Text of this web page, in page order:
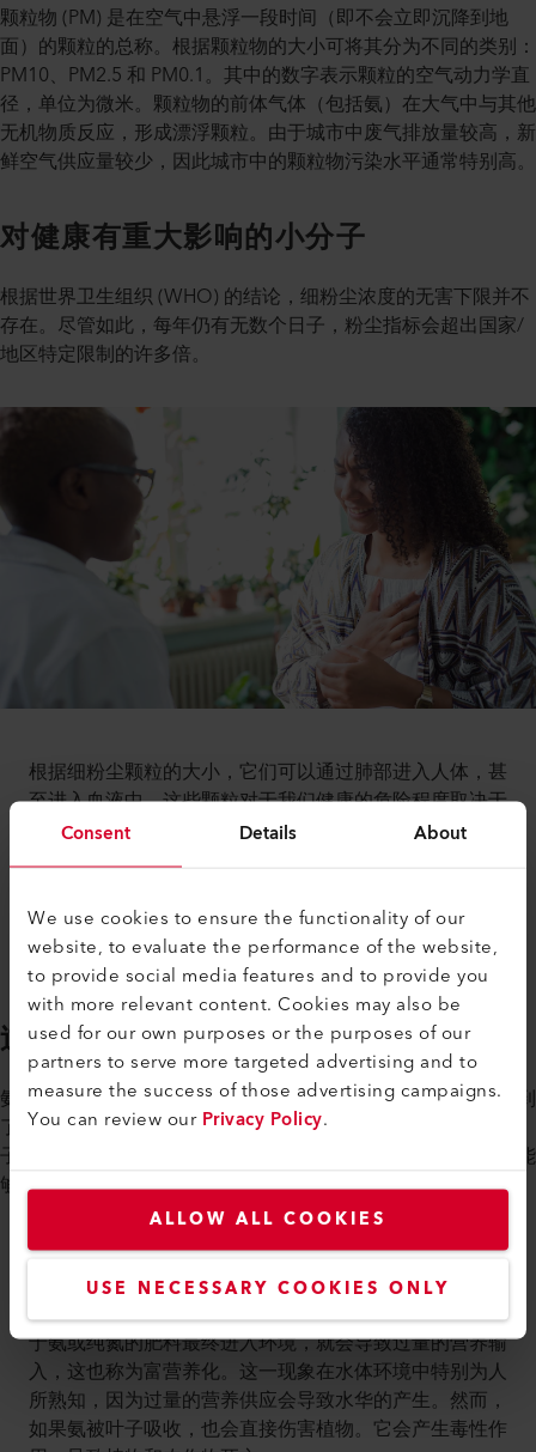
Consent Details About
We use cookies to ensure the functionality of our
website, to evaluate the performance of the website,
to provide social media features and to provide you
with more relevant content. Cookies may also be
used for our own purposes or the purposes of our
partners to serve more targeted advertising and to
measure the success of those advertising campaigns.
You can review ourPrivacy Policy.
ALLOW ALL COOKIES
USE NECESSARY COOKIES ONLY
颗粒物 (PM) 是在空气中悬浮一段时间（即不会立即沉降到地
面）的颗粒的总称。根据颗粒物的大小可将其分为不同的类别：
PM10、PM2.5 和 PM0.1。其中的数字表示颗粒的空气动力学直
径，单位为微米。颗粒物的前体气体（包括氨）在大气中与其他
无机物质反应，形成漂浮颗粒。由于城市中废气排放量较高，新
鲜空气供应量较少，因此城市中的颗粒物污染水平通常特别高。
对健康有重大影响的小分子
根据世界卫生组织 (WHO) 的结论，细粉尘浓度的无害下限并不
存在。尽管如此，每年仍有无数个日子，粉尘指标会超出国家/
地区特定限制的许多倍。
根据细粉尘颗粒的大小，它们可以通过肺部进入人体，甚
至进入血液中。这些颗粒对于我们健康的危险程度取决于
其化学成分。短期大量接触颗粒物会导致急性症状，如咳
嗽、呼吸困难或哮喘发作。长期的损害（即使是少量但永
言，颗粒物和空气污染对于最常见的死亡原因有显著的影
响。
过多的氮对环境有害
氨是颗粒物的前体气体。不仅人类受到其负面影响，环境也受到
了相当大的损害。氨是一种含有三个氢原子和一个氮原子的分
子。事实上，氮是蛋白质和叶绿素的基本组成部分；这是植物能
够茁壮成长的先决条件。
这初听起来很不错。然而，氮的数量至关重要。在农业
中，氮经常作为肥料用来加速植物的生长。如果过多的基
于氨或纯氮的肥料最终进入环境，就会导致过量的营养输
入，这也称为富营养化。这一现象在水体环境中特别为人
所熟知，因为过量的营养供应会导致水华的产生。然而，
如果氨被叶子吸收，也会直接伤害植物。它会产生毒性作